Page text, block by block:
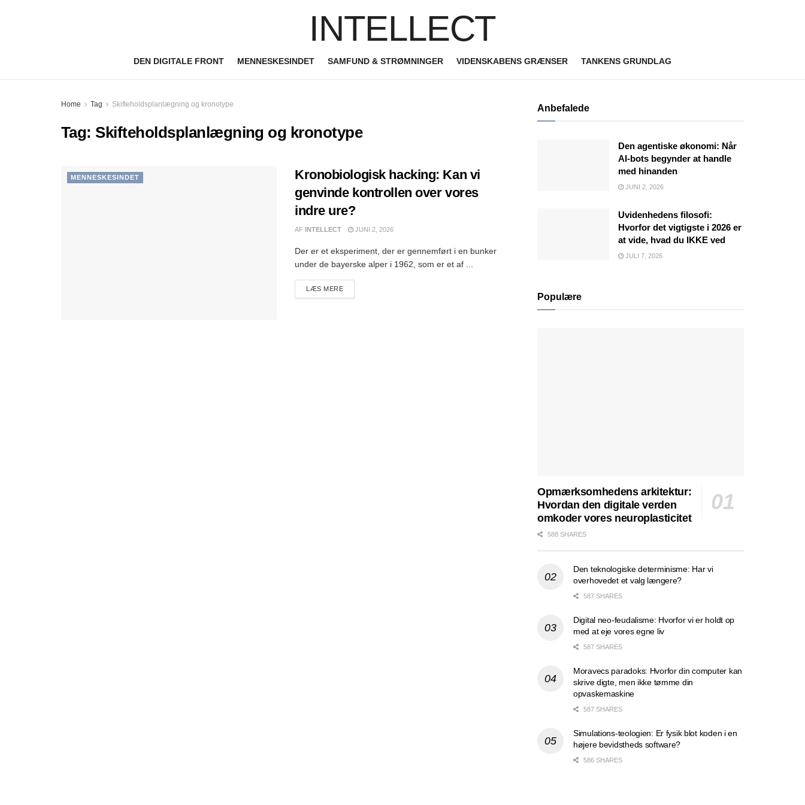
INTELLECT
DEN DIGITALE FRONT MENNESKESINDET SAMFUND & STRØMNINGER VIDENSKABENS GRÆNSER TANKENS GRUNDLAG
Home Tag Skifteholdsplanlægning og kronotype
Tag: Skifteholdsplanlægning og kronotype
MENNESKESINDET
Kronobiologisk hacking: Kan vi
genvinde kontrollen over vores
indre ure?
AF INTELLECT JUNI 2, 2026
Der er et eksperiment, der er gennemført i en bunker
under de bayerske alper i 1962, som er et af ...
LÆS MEREDETAILS
Anbefalede
Den agentiske økonomi: Når
AI-bots begynder at handle
med hinanden
JUNI 2, 2026
Uvidenhedens filosofi:
Hvorfor det vigtigste i 2026 er
at vide, hvad du IKKE ved
JULI 7, 2026
Populære
Opmærksomhedens arkitektur:
Hvordan den digitale verden
omkoder vores neuroplasticitet
588 SHARES
Den teknologiske determinisme: Har vi
overhovedet et valg længere?
587 SHARES
Digital neo-feudalisme: Hvorfor vi er holdt op
med at eje vores egne liv
587 SHARES
Moravecs paradoks: Hvorfor din computer kan
skrive digte, men ikke tømme din
opvaskemaskine
587 SHARES
Simulations-teologien: Er fysik blot koden i en
højere bevidstheds software?
586 SHARES